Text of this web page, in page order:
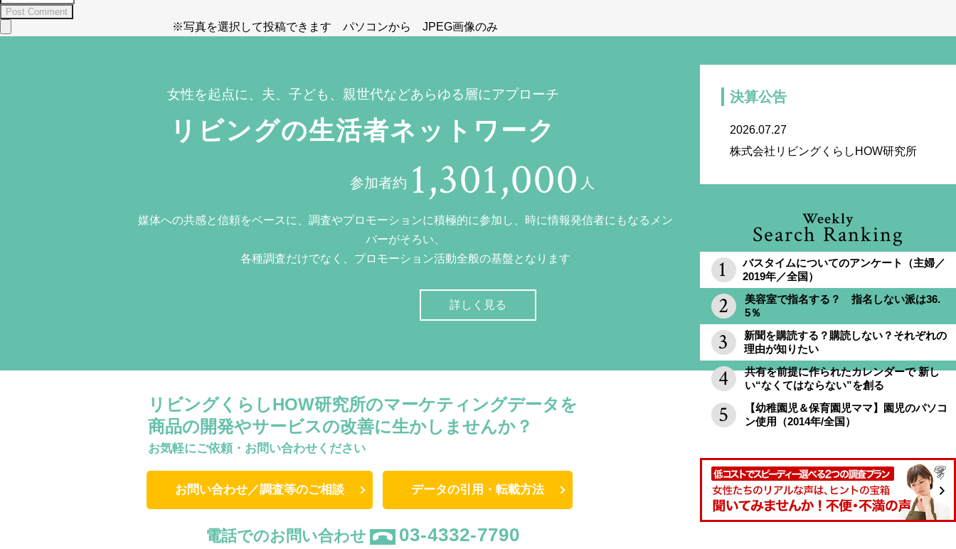
※写真を選択して投稿できます パソコンから JPEG画像のみ
決算公告
2026.07.27
株式会社リビングくらしHOW研究所
Weekly
Search Ranking
バスタイムについてのアンケート（主婦／
2019年／全国）
美容室で指名する？ 指名しない派は36.
5％
新聞を購読する？購読しない？それぞれの
理由が知りたい
共有を前提に作られたカレンダーで 新し
い“なくてはならない”を創る
【幼稚園児＆保育園児ママ】園児のパソコ
ン使用（2014年/全国）
女性を起点に、夫、子ども、親世代などあらゆる層にアプローチ
リビングの生活者ネットワーク
参加者約 1,301,000 人
媒体への共感と信頼をベースに、調査やプロモーションに積極的に参加し、時に情報発信者にもなるメン
バーがそろい、
各種調査だけでなく、プロモーション活動全般の基盤となります
詳しく見る
リビングくらしHOW研究所のマーケティングデータを
商品の開発やサービスの改善に生かしませんか？
お気軽にご依頼・お問い合わせください
お問い合わせ／調査等のご相談 データの引用・転載方法
電話でのお問い合わせ 03-4332-7790